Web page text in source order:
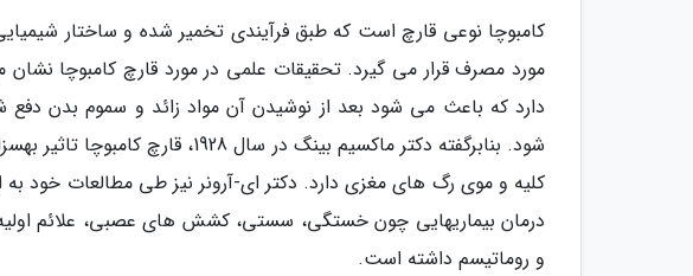
کامبوچا نوعی قارچ است که طبق فرآیندی تخمیر شده و ساختار
مورد مصرف قرار می گیرد. تحقیقات علمی در مورد قارچ کامبوچا
دارد که باعث می شود بعد از نوشیدن آن مواد زائد و سموم بدن
شود. بنابرگفته دکتر ماکسیم بینگ در
کلیه و موی رگ های مغزی دارد. دکتر ای-آرونر نیز طی مطالعات خود به
درمان بیماری­هایی چون خستگی، سستی، کشش های عصبی، علائم
و روماتیسم داشته است.